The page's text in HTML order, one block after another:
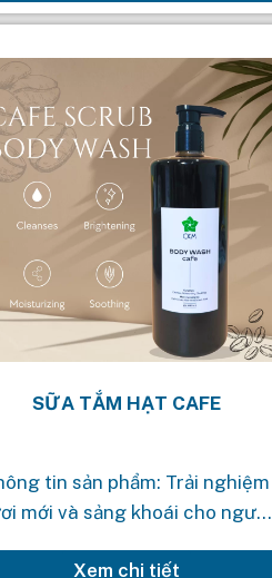
sạch da một...
SỮA TẮM HẠT CAFE
tin sản phẩm: Trải nghiệm
mới và sảng khoái cho người
từ tự nhiên trong công thức
Xem chi tiết